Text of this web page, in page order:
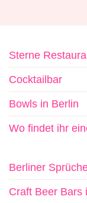
Sterne
Cocktailbar
Bowls in Berlin
Wo findet ihr
Berliner
Craft Beer Bars